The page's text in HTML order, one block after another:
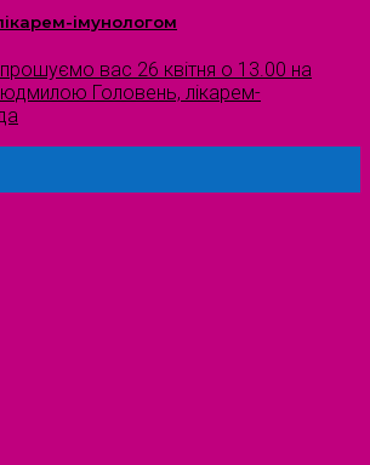
імунологом
вас 26 квітня о 13.00 на
Головень, лікарем-